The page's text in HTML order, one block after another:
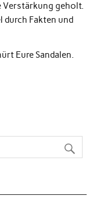
Verstärkung geholt.
durch Fakten und
Eure Sandalen.